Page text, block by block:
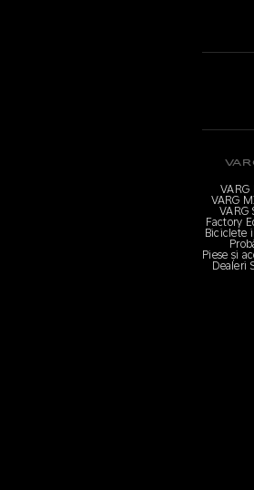
VARG
VARG
VARG
Factory
Biciclete
Piese și
Dealeri